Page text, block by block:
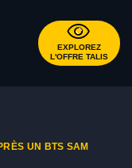
EXPLOREZ
L'OFFRE TALIS
UN BTS SAM